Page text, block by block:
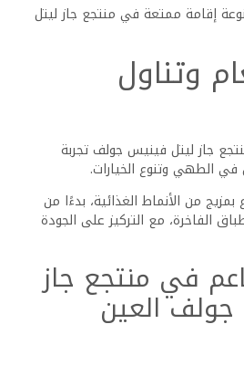
النباتية.
مع كل وجبة، مما يسمح
بتجربة تناول الطعام.
الخاصة
بالاحتياجات الغذائية الخاصة. يوفر
نباتية صارمة، لضمان تمتع جميع
الطهي تلبية احتياجات الحساسية
الذي يشمل الإفطار
وجبات خاصة مسبقًا.